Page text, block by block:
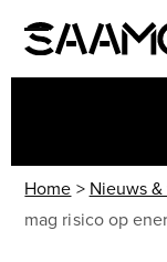
content
Open
mobile
Close
mobile
Home > Nieuws
mag risico op